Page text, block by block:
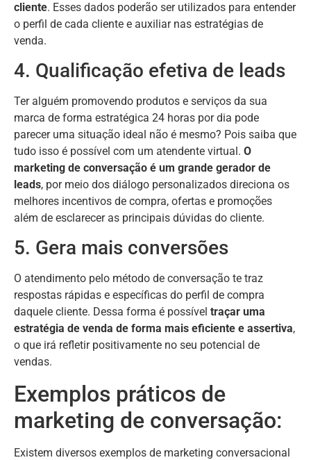
cliente. Esses dados poderão ser utilizados para entender
o perfil de cada cliente e auxiliar nas estratégias de
venda.
4. Qualificação efetiva de leads
Ter alguém promovendo produtos e serviços da sua
marca de forma estratégica 24 horas por dia pode
parecer uma situação ideal não é mesmo? Pois saiba que
tudo isso é possível com um atendente virtual. O
marketing de conversação é um grande gerador de
leads, por meio dos diálogo personalizados direciona os
melhores incentivos de compra, ofertas e promoções
além de esclarecer as principais dúvidas do cliente.
5. Gera mais conversões
O atendimento pelo método de conversação te traz
respostas rápidas e específicas do perfil de compra
daquele cliente. Dessa forma é possível traçar uma
estratégia de venda de forma mais eficiente e assertiva,
o que irá refletir positivamente no seu potencial de
vendas.
Exemplos práticos de
marketing de conversação:
Existem diversos exemplos de marketing conversacional